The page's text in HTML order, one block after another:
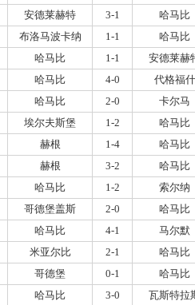
安德莱赫特 3-1
哈马比
布洛马波卡纳 1-1
哈马比
哈马比 1-1
安德莱赫
哈马比 4-0
代格福什
哈马比 2-0
卡尔马
埃尔夫斯堡 1-2
哈马比
赫根 1-4
哈马比
赫根 3-2
哈马比
哈马比 1-2
索尔纳
哥德堡盖斯 2-0
哈马比
哈马比 4-1
马尔默
米亚尔比 2-1
哈马比
哥德堡 0-1
哈马比
哈马比 3-0
瓦斯特拉